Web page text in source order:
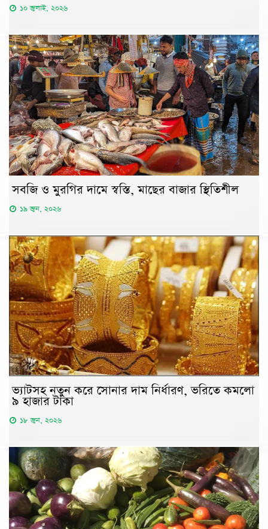
১০ জুলাই, ২০২৬
সবজি ও মুরগির দামে স্বস্তি, মাছের বাজার স্থিতিশীল
১৯ জুন, ২০২৬
ভ্যাটসহ নতুন করে সোনার দাম নির্ধারণ, ভরিতে কমলো
৯ হাজার টাকা
১৮ জুন, ২০২৬